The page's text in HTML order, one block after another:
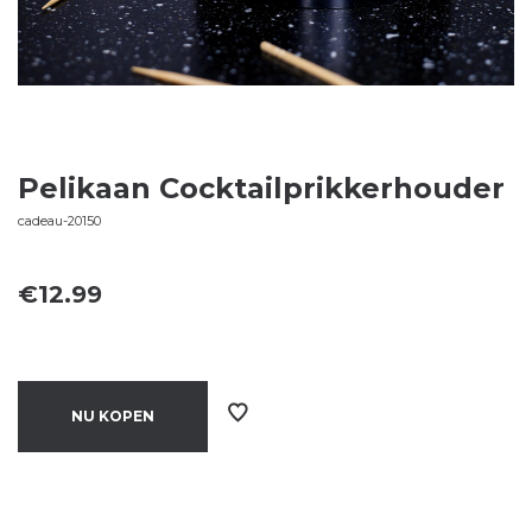
Pelikaan Cocktailprikkerhouder
cadeau-20150
€12.99
NU KOPEN